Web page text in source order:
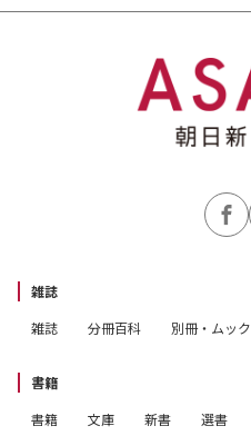
雑誌
雑誌
分冊百科 別冊・ムック
書籍
書籍
文庫 新書 選書